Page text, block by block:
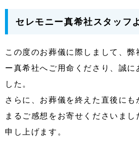
セレモニー真希社スタッフ
この度のお葬儀に際しまして、弊
ー真希社へご用命くださり、誠に
した。
さらに、お葬儀を終えた直後にも
まるご感想をお寄せくださいま
申し上げます。